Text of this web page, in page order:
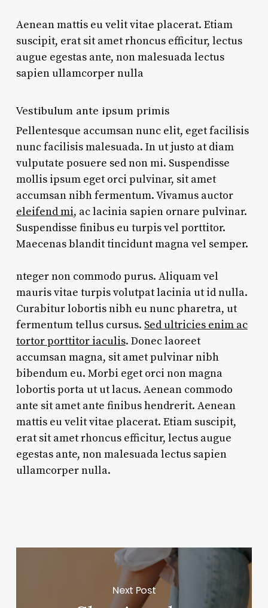
Aenean mattis eu velit vitae placerat. Etiam
suscipit, erat sit amet rhoncus efficitur, lectus
augue egestas ante, non malesuada lectus
sapien ullamcorper nulla
Vestibulum ante ipsum primis
Pellentesque accumsan nunc elit, eget facilisis
nunc facilisis malesuada. In ut justo at diam
vulputate posuere sed non mi. Suspendisse
mollis ipsum eget orci pulvinar, sit amet
accumsan nibh fermentum. Vivamus auctor
eleifend mi, ac lacinia sapien ornare pulvinar.
Suspendisse finibus eu turpis vel porttitor.
Maecenas blandit tincidunt magna vel semper.
nteger non commodo purus. Aliquam vel
mauris vitae turpis volutpat lacinia ut id nulla.
Curabitur lobortis nibh eu nunc pharetra, ut
fermentum tellus cursus. Sed ultricies enim ac
tortor porttitor iaculis. Donec laoreet
accumsan magna, sit amet pulvinar nibh
bibendum eu. Morbi eget orci non magna
lobortis porta ut ut lacus. Aenean commodo
ante sit amet ante finibus hendrerit. Aenean
mattis eu velit vitae placerat. Etiam suscipit,
erat sit amet rhoncus efficitur, lectus augue
egestas ante, non malesuada lectus sapien
ullamcorper nulla.
Next Post